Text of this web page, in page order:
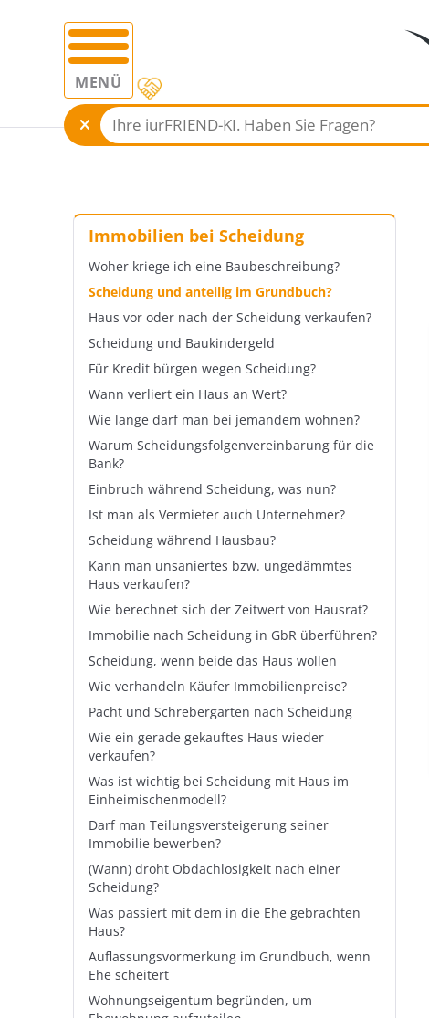
MENÜ
Immobilien bei Scheidung
Woher kriege ich eine Baubeschreibung?
Scheidung und anteilig im Grundbuch?
Haus vor oder nach der Scheidung verkaufen?
Scheidung und Baukindergeld
Für Kredit bürgen wegen Scheidung?
Wann verliert ein Haus an Wert?
Wie lange darf man bei jemandem wohnen?
Warum Scheidungsfolgenvereinbarung für die
Bank?
Einbruch während Scheidung, was nun?
Ist man als Vermieter auch Unternehmer?
Scheidung während Hausbau?
Kann man unsaniertes bzw. ungedämmtes
Haus verkaufen?
Wie berechnet sich der Zeitwert von Hausrat?
Immobilie nach Scheidung in GbR überführen?
Scheidung, wenn beide das Haus wollen
Wie verhandeln Käufer Immobilienpreise?
Pacht und Schrebergarten nach Scheidung
Wie ein gerade gekauftes Haus wieder
verkaufen?
Was ist wichtig bei Scheidung mit Haus im
Einheimischenmodell?
Darf man Teilungsversteigerung seiner
Immobilie bewerben?
(Wann) droht Obdachlosigkeit nach einer
Scheidung?
Was passiert mit dem in die Ehe gebrachten
Haus?
Auflassungsvormerkung im Grundbuch, wenn
Ehe scheitert
Wohnungseigentum begründen, um